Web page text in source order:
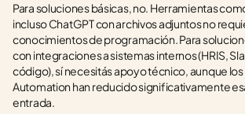
Para soluciones básicas, no. Herramientas
incluso ChatGPT con archivos adjuntos no
conocimientos de programación. Para
con integraciones a sistemas internos (HRIS,
código), sí necesitás apoyo técnico, aunque
Automation han reducido significativamente
entrada.